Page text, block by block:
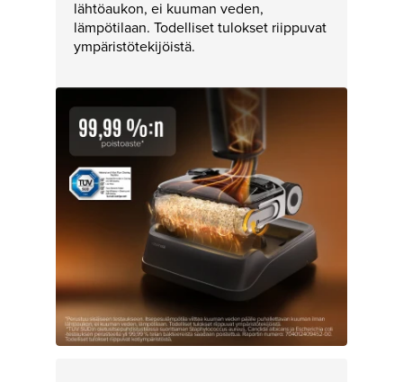
lähtöaukon, ei kuuman veden,
lämpötilaan. Todelliset tulokset riippuvat
ympäristötekijöistä.